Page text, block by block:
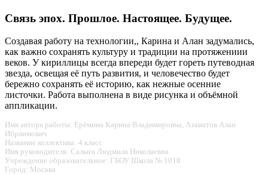
Связь эпох. Прошлое. Настоящее. Будущее.
Создавая работу на технологии,, Карина и Алан задумались,
как важно сохранять культуру и традиции на протяжениии
веков. У кириллицы всегда впереди будет гореть путеводная
звезда, освещая её путь развития, и человечество будет
бережно сохранять её историю, как нежные осенние
листочки. Работа выполнена в виде рисунка и объёмной
аппликации.
Имя автора работы: Ерёмина Карина Владимировна, Азаматов Алан
Ибраимович
Название коллектива: 4 класс
Имя руководителя: Салыга Людмила Николаевна
Учреждение образовательное: ГБОУ Школа № 1018
Город: Москва